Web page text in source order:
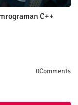
C++
0Comments